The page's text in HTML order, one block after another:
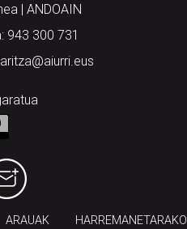
| ANDOAIN
943 300 731
ARAUAK HARREMANETARAKO